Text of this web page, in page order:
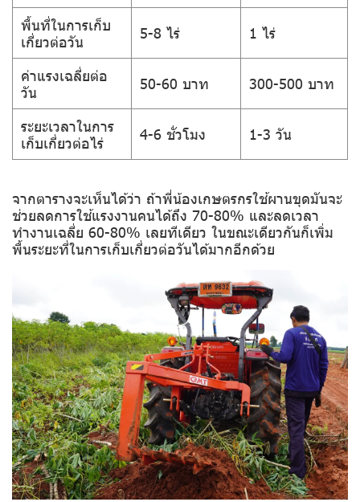
พื้นที่ในการเก็บ
เกี่ยวต่อวัน
5-8 ไร่ 1 ไร่
ค่าแรงเฉลี่ยต่อ
วัน
50-60 บาท 300-500 บาท
ระยะเวลาในการ
เก็บเกี่ยวต่อไร่
4-6 ชั่วโมง 1-3 วัน
จากตารางจะเห็นได้ว่า ถ้าพี่น้องเกษตรกรใช้ผานขุดมันจะ
ช่วยลดการใช้แรงงานคนได้ถึง 70-80% และลดเวลา
ทำงานเฉลี่ย 60-80% เลยทีเดียว ในขณะเดียวกันก็เพิ่ม
พื้นระยะที่ในการเก็บเกี่ยวต่อวันได้มากอีกด้วย